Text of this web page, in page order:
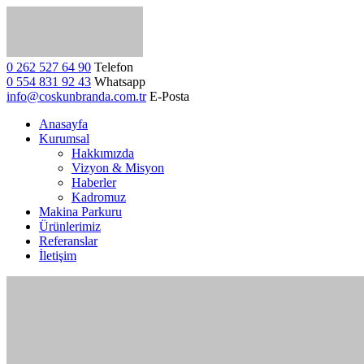
0 262 527 64 90 Telefon
0 554 831 92 43 Whatsapp
info@coskunbranda.com.tr E-Posta
Anasayfa
Kurumsal
Hakkımızda
Vizyon & Misyon
Haberler
Kadromuz
Makina Parkuru
Ürünlerimiz
Referanslar
İletişim